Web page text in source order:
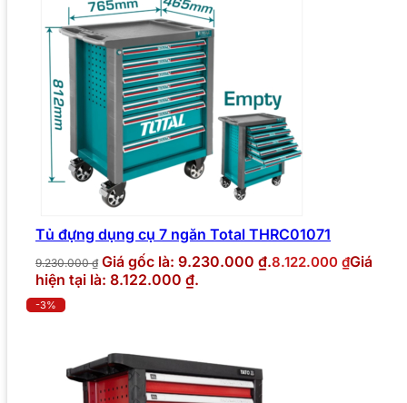
Tủ đựng dụng cụ 7 ngăn Total THRC01071
9.230.000₫ Giá gốc là: 9.230.000 ₫.8.122.000 ₫Giá
hiện tại là: 8.122.000 ₫.
-3%